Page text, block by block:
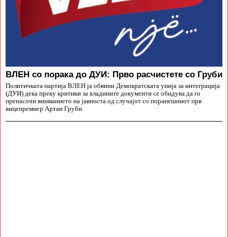
ВЛЕН со порака до ДУИ: Прво расчистете со Груби
Политичката партија ВЛЕН ја обвини Демократската унија за интеграција
(ДУИ) дека преку критики за владините документи се обидува да го
пренасочи вниманието на јавноста од случајот со поранешниот прв
вицепремиер Артан Груби.